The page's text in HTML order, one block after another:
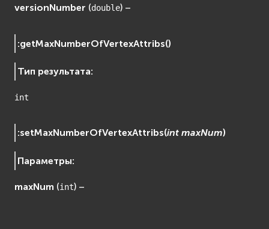
versionNumber (double) –
:getMaxNumberOfVertexAttribs()
Тип результата:
int
:setMaxNumberOfVertexAttribs(int maxNum)
Параметры:
maxNum (int) –